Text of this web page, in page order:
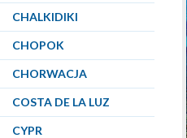
CHALKIDIKI
CHOPOK
CHORWACJA
COSTA DE LA LUZ
CYPR